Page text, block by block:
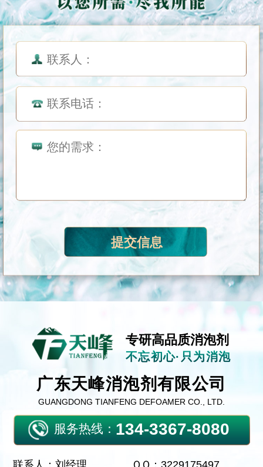
专研高品质消泡剂
不忘初心·只为消泡
广东天峰消泡剂有限公司
GUANGDONG TIANFENG DEFOAMER CO., LTD.
服务热线：134-3367-8080